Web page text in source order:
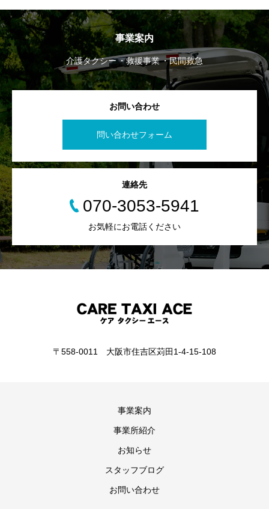
事業案内
介護タクシー 救援事業 民間救急
お問い合わせ
問い合わせフォーム
連絡先
070-3053-5941
お気軽にお電話ください
〒558-0011 大阪市住吉区苅田1-4-15-108
事業案内
事業所紹介
お知らせ
スタッフブログ
お問い合わせ